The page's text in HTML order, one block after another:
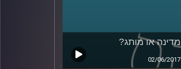
מדינה או מותג?
02/06/2017